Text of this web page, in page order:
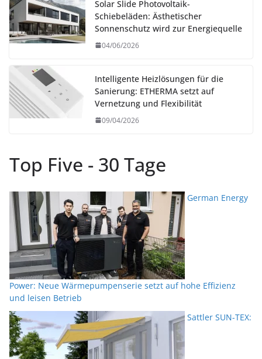
Solar Slide Photovoltaik-
Schiebeläden: Ästhetischer
Sonnenschutz wird zur Energiequelle
04/06/2026
Intelligente Heizlösungen für die
Sanierung: ETHERMA setzt auf
Vernetzung und Flexibilität
09/04/2026
Top Five - 30 Tage
German Energy
Power: Neue Wärmepumpenserie setzt auf hohe Effizienz
und leisen Betrieb
Sattler SUN-TEX: